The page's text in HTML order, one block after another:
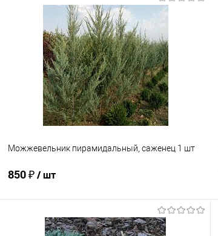
В корзину
Купить в 1 клик
Сравнение
В избранное
Недоступно
Можжевельник пирамидальный, саженец 1 шт
850 ₽/ шт
Подписаться